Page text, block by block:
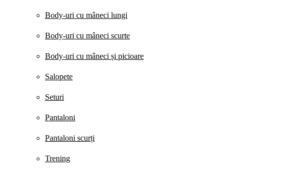
Body-uri cu mâneci lungi
Body-uri cu mâneci scurte
Body-uri cu mâneci și picioare
Salopete
Seturi
Pantaloni
Pantaloni scurți
Trening